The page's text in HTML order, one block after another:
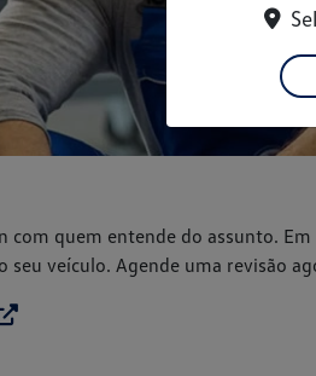
com quem entende do assunto.
seu veículo. Agende uma revisão